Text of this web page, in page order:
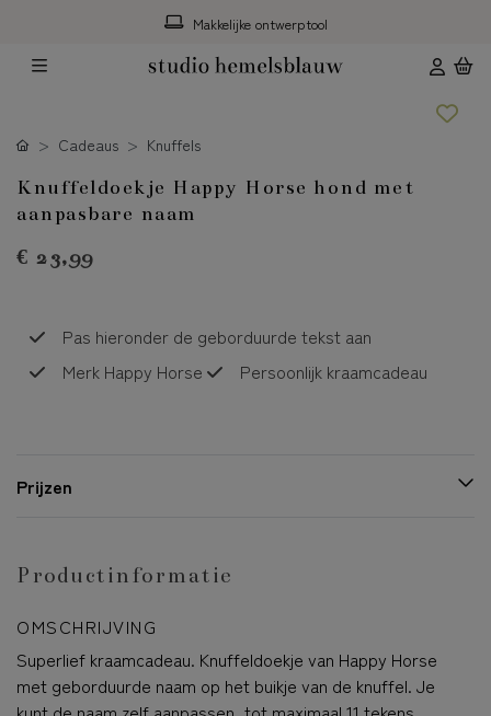
Makkelijke ontwerptool
Cadeaus Knuffels
Knuffeldoekje Happy Horse hond met
aanpasbare naam
€ 23,99
Pas hieronder de geborduurde tekst aan
Merk Happy Horse
Persoonlijk kraamcadeau
Prijzen
Productinformatie
OMSCHRIJVING
Superlief kraamcadeau. Knuffeldoekje van Happy Horse
met geborduurde naam op het buikje van de knuffel. Je